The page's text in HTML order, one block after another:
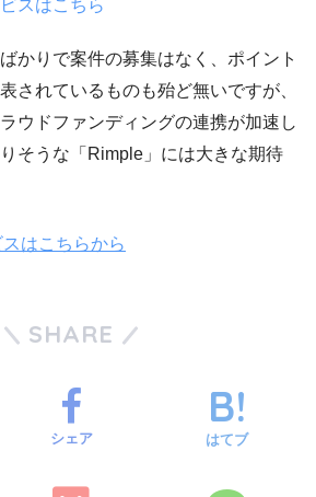
スはこちら
かりで案件の募集はなく、ポイント
されているものも殆ど無いですが、
ウドファンディングの連携が加速し
そうな「Rimple」には大きな期待
はこちらから
SHARE
シェア はてブ